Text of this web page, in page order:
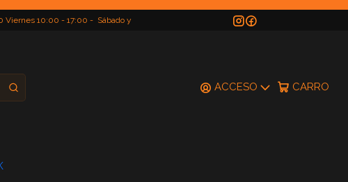
Viernes 10:00 - 17:00 - Sábado y
ACCESO CARRO